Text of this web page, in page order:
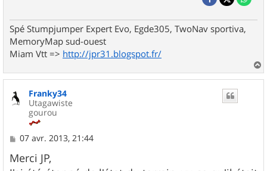
Spé Stumpjumper Expert Evo, Egde305, TwoNav sportiva,
MemoryMap sud-ouest
Miam Vtt => http://jpr31.blogspot.fr/
a
u
Franky34
Utagawiste
gourou
M
s
s
07 avr. 2013, 21:44
Merci JP,